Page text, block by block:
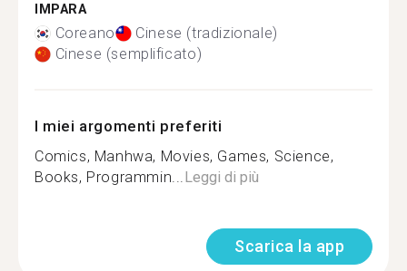
IMPARA
Coreano
Cinese (tradizionale)
Cinese (semplificato)
I miei argomenti preferiti
Comics, Manhwa, Movies, Games, Science,
Books, Programmin...Leggi di più
Scarica la app